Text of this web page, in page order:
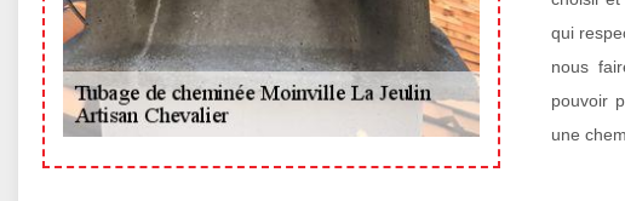
qui
nous
pouvoir
une